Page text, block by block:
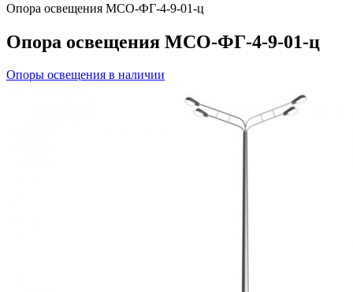
Опора освещения МСО-ФГ-4-9-01-ц
Опора освещения МСО-ФГ-4-9-01-ц
Опоры освещения в наличии